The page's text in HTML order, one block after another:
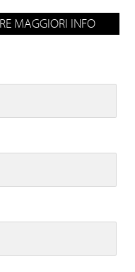
MAGGIORI INFO